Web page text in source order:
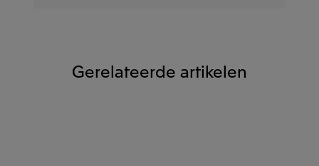
Gerelateerde artikelen